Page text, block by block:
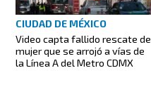
CIUDAD DE MÉXICO
Video capta fallido rescate de
mujer que se arrojó a vías de
la Línea A del Metro CDMX